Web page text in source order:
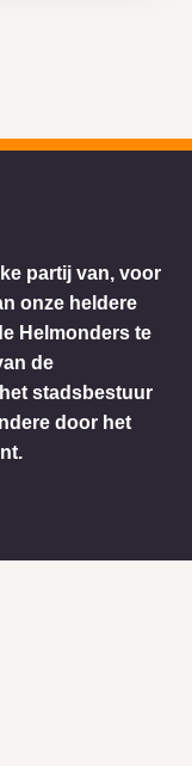
partij van, voor
onze heldere
Helmonders te
de
stadsbestuur
door het